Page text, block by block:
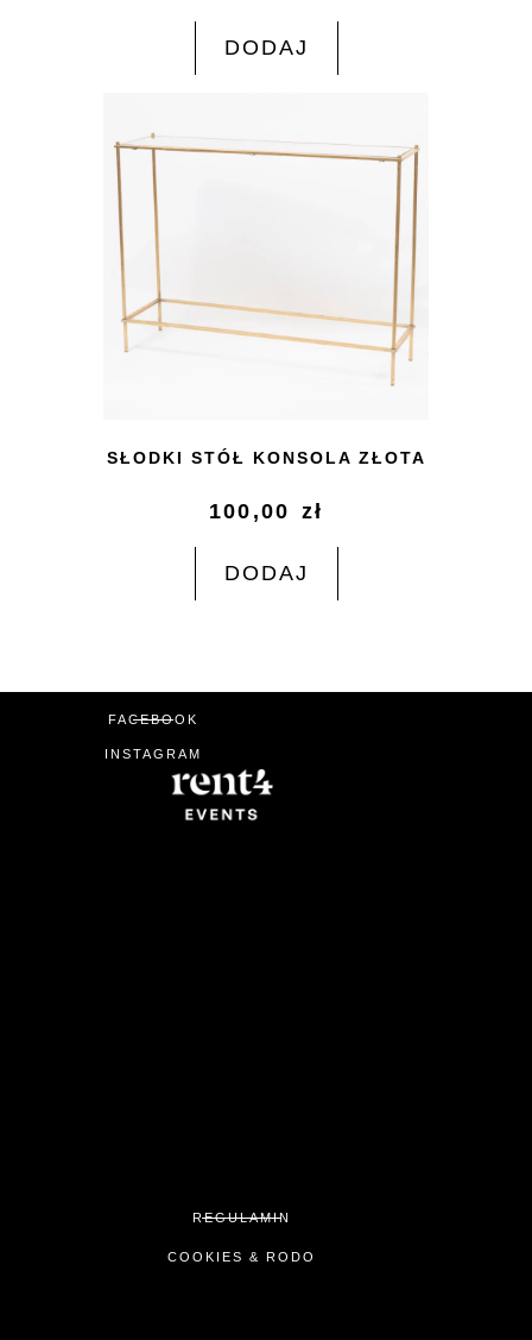
DODAJ
SŁODKI STÓŁ KONSOLA ZŁOTA
100,00 zł
DODAJ
FACEBOOK
INSTAGRAM
REGULAMIN
COOKIES & RODO